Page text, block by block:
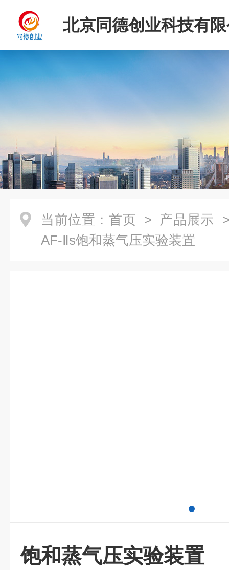
北京同德创业科技有
当前位置： 首页 > 产品展示
AF-Ⅱs饱和蒸气压实验装置
饱和蒸气压实验装置